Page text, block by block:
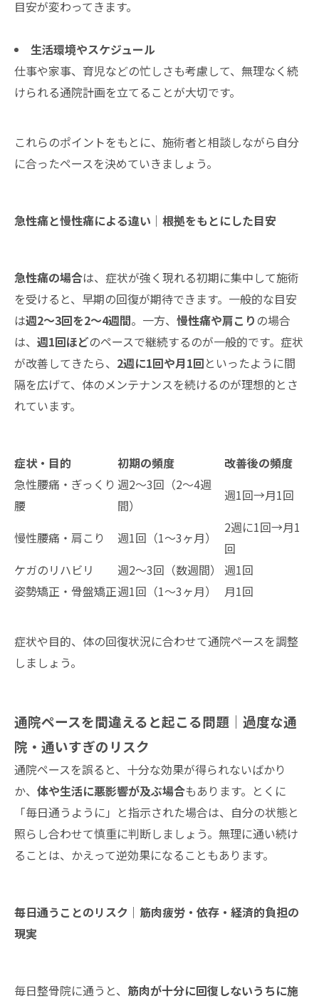
目安が変わってきます。
生活環境やスケジュール
仕事や家事、育児などの忙しさも考慮して、無理なく続
けられる通院計画を立てることが大切です。
これらのポイントをもとに、施術者と相談しながら自分
に合ったペースを決めていきましょう。
急性痛と慢性痛による違い｜根拠をもとにした目安
急性痛の場合は、症状が強く現れる初期に集中して施術
を受けると、早期の回復が期待できます。一般的な目安
は週2〜3回を2〜4週間。一方、 慢性痛や肩こり の場合
は、 週1回ほどのペースで継続するのが一般的です。症状
が改善してきたら、 2週に1回や月1回といったように間
隔を広げて、体のメンテナンスを続けるのが理想的とさ
れています。
症状・目的 初期の頻度
改善後の頻度
急性腰痛・ぎっくり
腰
週2〜3回（2〜4週
間）
週1回→月1回
慢性腰痛・肩こり 週1回（1〜3ヶ月）
2週に1回→月1
回
ケガのリハビリ
週2〜3回（数週間）
週1回
姿勢矯正・骨盤矯正週1回（1〜3ヶ月） 月1回
症状や目的、体の回復状況に合わせて通院ペースを調整
しましょう。
通院ペースを間違えると起こる問題｜過度な通
院・通いすぎのリスク
通院ペースを誤ると、十分な効果が得られないばかり
か、 体や生活に悪影響が及ぶ場合もあります。とくに
「毎日通うように」と指示された場合は、自分の状態と
照らし合わせて慎重に判断しましょう。無理に通い続け
ることは、かえって逆効果になることもあります。
毎日通うことのリスク｜筋肉疲労・依存・経済的負担の
現実
毎日整骨院に通うと、 筋肉が十分に回復しないうちに施